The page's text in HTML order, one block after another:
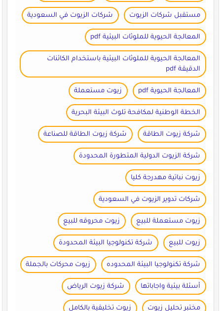
مستقبل شركات الزيوت شركات الزيوت في السعودية
المعالجة الحيوية للملوثات البيئية pdf
المعالجة الحيوية للملوثات البيئية باستخدام الكائنات
الدقيقة pdf
المعالجة الحيوية pdf زيوت مستعملة
الخطة الوطنية لمكافحة تلوث البيئة البحرية
شركة زيوت الطاقة شركة زيوت الطاقة للصناعة
شركة الزيوت الدولية المتطورة المحدودة
زيوت نباتية مهدرجة كليا
شركات تدوير الزيوت في السعودية
زيوت مستعملة للبيع زيوت محروقه للبيع
زيوت للبيع شركة تكنولوجيا البيئة المحدودة
شركة تكنولوجيا البيئة المحدوده زيوت محركات بالجملة
أسئلة بيئية واجاباتها شركة زيوت الرياض
مختبر تحليل زيوت زيوت تخليقية بالكامل